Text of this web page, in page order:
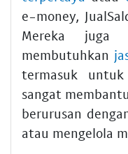
e-money,
Mereka juga
membutuhkan
termasuk
sangat
berurusan
atau mengelola